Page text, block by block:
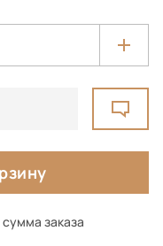
заказа